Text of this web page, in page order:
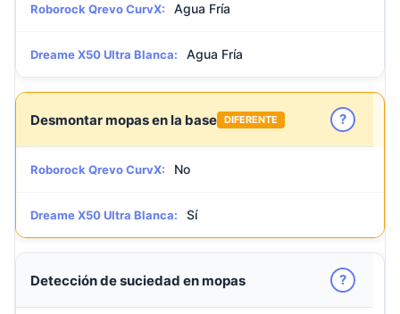
Roborock Qrevo CurvX: Agua Fría
Dreame X50 Ultra Blanca: Agua Fría
Desmontar mopas en la base DIFERENTE ?
Roborock Qrevo CurvX: No
Dreame X50 Ultra Blanca: Sí
Detección de suciedad en mopas ?